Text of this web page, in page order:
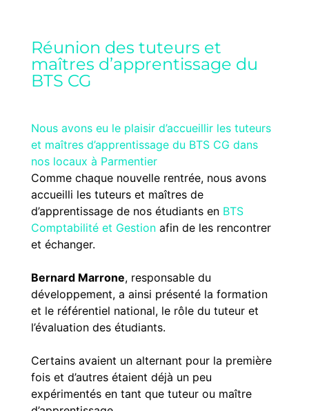
Réunion des tuteurs et
maîtres d’apprentissage du
BTS CG
Nous avons eu le plaisir d’accueillir les tuteurs
et maîtres d’apprentissage du BTS CG dans
nos locaux à Parmentier
Comme chaque nouvelle rentrée, nous avons
accueilli les tuteurs et maîtres de
d’apprentissage de nos étudiants en BTS
Comptabilité et Gestionafin de les rencontrer
et échanger.
Bernard Marrone, responsable du
développement, a ainsi présenté la formation
et le référentiel national, le rôle du tuteur et
l’évaluation des étudiants.
Certains avaient un alternant pour la première
fois et d’autres étaient déjà un peu
expérimentés en tant que tuteur ou maître